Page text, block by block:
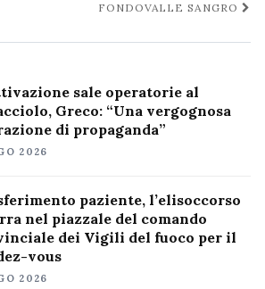
FONDOVALLE SANGRO
sale operatorie al
Greco: “Una vergognosa
di propaganda”
2026
paziente, l’elisoccorso
nel piazzale del comando
dei Vigili del fuoco per il
vous
2026